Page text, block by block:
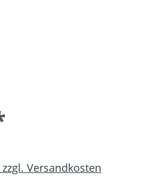
Versandkosten